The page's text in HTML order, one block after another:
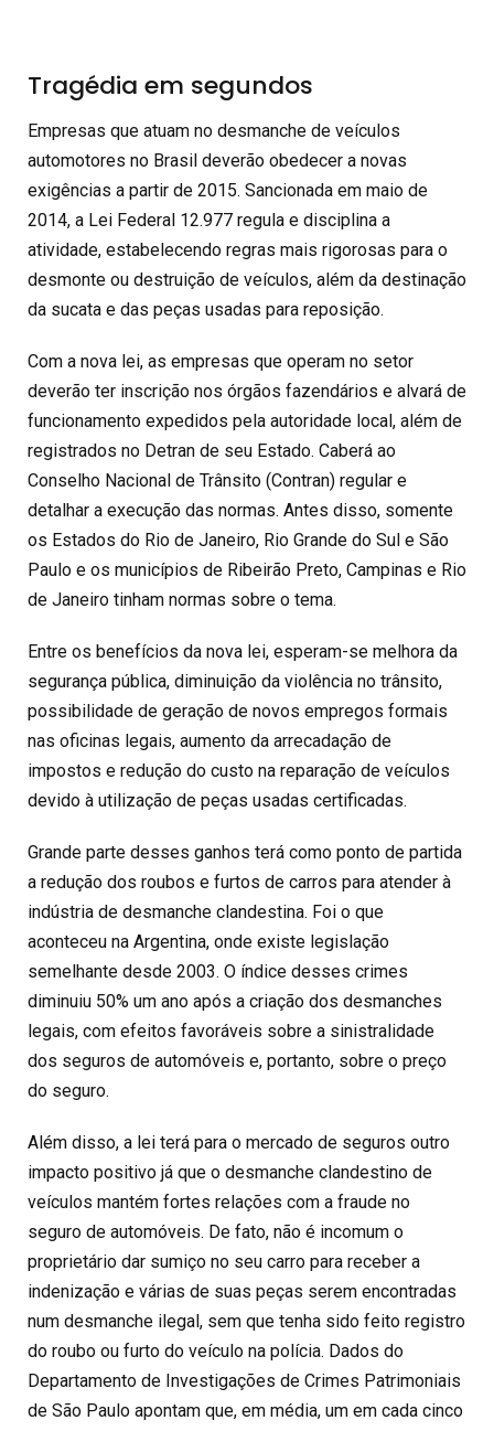
Tragédia em segundos
Empresas que atuam no desmanche de veículos
automotores no Brasil deverão obedecer a novas
exigências a partir de 2015. Sancionada em maio de
2014, a Lei Federal 12.977 regula e disciplina a
atividade, estabelecendo regras mais rigorosas para o
desmonte ou destruição de veículos, além da destinação
da sucata e das peças usadas para reposição.
Com a nova lei, as empresas que operam no setor
deverão ter inscrição nos órgãos fazendários e alvará de
funcionamento expedidos pela autoridade local, além de
registrados no Detran de seu Estado. Caberá ao
Conselho Nacional de Trânsito (Contran) regular e
detalhar a execução das normas. Antes disso, somente
os Estados do Rio de Janeiro, Rio Grande do Sul e São
Paulo e os municípios de Ribeirão Preto, Campinas e Rio
de Janeiro tinham normas sobre o tema.
Entre os benefícios da nova lei, esperam-se melhora da
segurança pública, diminuição da violência no trânsito,
possibilidade de geração de novos empregos formais
nas oficinas legais, aumento da arrecadação de
impostos e redução do custo na reparação de veículos
devido à utilização de peças usadas certificadas.
Grande parte desses ganhos terá como ponto de partida
a redução dos roubos e furtos de carros para atender à
indústria de desmanche clandestina. Foi o que
aconteceu na Argentina, onde existe legislação
semelhante desde 2003. O índice desses crimes
diminuiu 50% um ano após a criação dos desmanches
legais, com efeitos favoráveis sobre a sinistralidade
dos seguros de automóveis e, portanto, sobre o preço
do seguro.
Além disso, a lei terá para o mercado de seguros outro
impacto positivo já que o desmanche clandestino de
veículos mantém fortes relações com a fraude no
seguro de automóveis. De fato, não é incomum o
proprietário dar sumiço no seu carro para receber a
indenização e várias de suas peças serem encontradas
num desmanche ilegal, sem que tenha sido feito registro
do roubo ou furto do veículo na polícia. Dados do
Departamento de Investigações de Crimes Patrimoniais
de São Paulo apontam que, em média, um em cada cinco